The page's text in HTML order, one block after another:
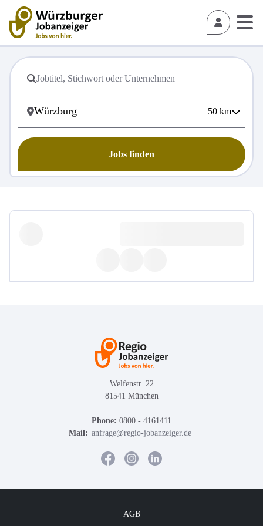
50 km
Jobs finden
Welfenstr. 22
81541 München
Phone: 0800 - 4161411
Mail: anfrage@regio-jobanzeiger.de
AGB